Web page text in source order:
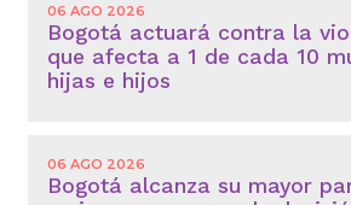
06 AGO 2026
Bogotá actuará contra la
que afecta a 1 de cada 10
hijas e hijos
06 AGO 2026
Bogotá alcanza su mayor